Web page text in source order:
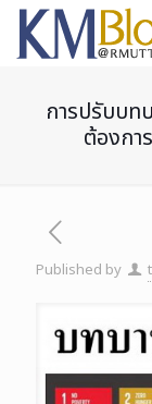
การปรับบท
ต้องกา
Published by